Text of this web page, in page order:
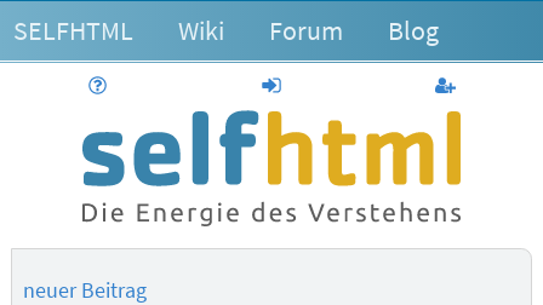
SELFHTML Wiki Forum Blog
anmelden
neuer Beitrag